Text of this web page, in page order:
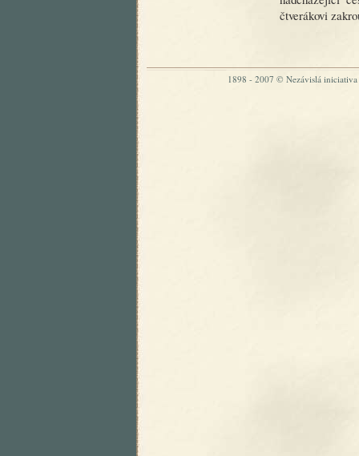
čtverákovi
1898 - 2007 © Nezávislá